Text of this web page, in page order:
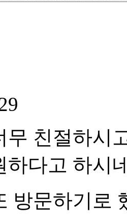
무 친절하시
하다고 하시
방문하기로